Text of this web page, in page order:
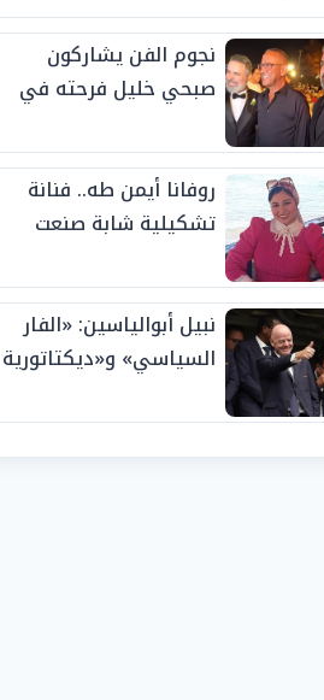
نجوم الفن يشاركون
صبحي خليل فرحته في
روفانا أيمن طه.. فنانة
تشكيلية شابة صنعت
الجوائز منذ الصغر
نبيل أبوالياسين: «الفار
السياسي» و«ديكتاتورية
الفيفا».. وإقالة